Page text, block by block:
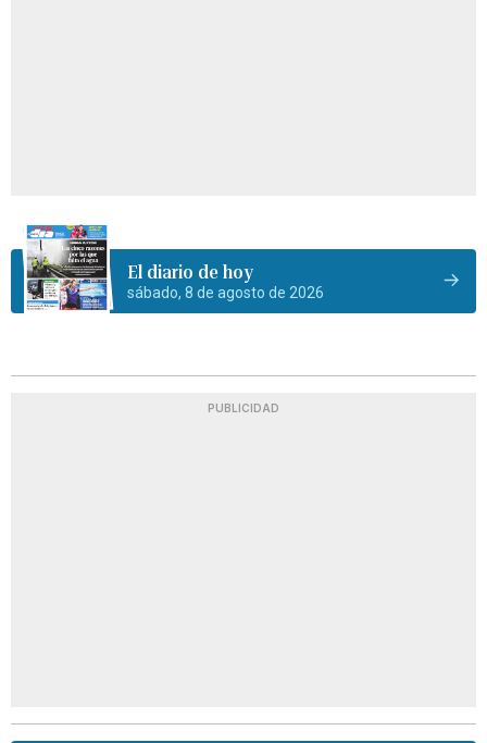
El diario de hoy
sábado, 8 de agosto de 2026
PUBLICIDAD